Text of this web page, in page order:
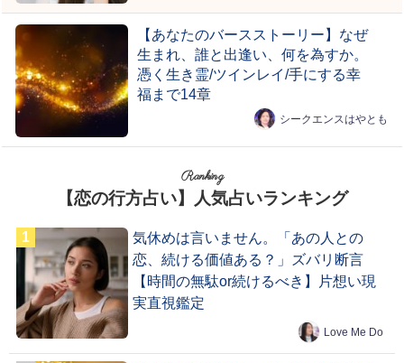
【あなたのバースストーリー】なぜ
生まれ、誰と出逢い、何を為すか。
憑く生き霊/ツインレイ/手にする幸
福まで14章
シークエンスはやとも
Ranking
【恋の行方占い】人気占いランキング
気休めは言いません。「あの人との
恋、続ける価値ある？」ズバリ断言
【時間の無駄or続けるべき】片想い現
実直視鑑定
Love Me Do